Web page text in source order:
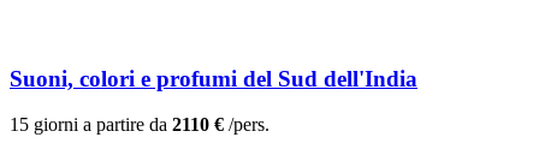
Suoni, colori e profumi del Sud dell'India
15 giorni a partire da 2110 € /pers.